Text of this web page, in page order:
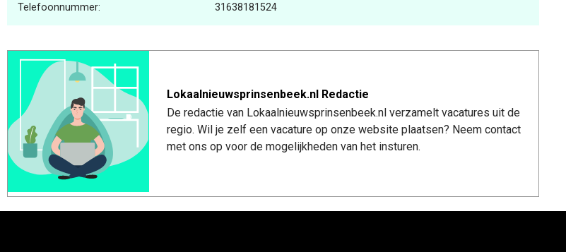
Telefoonnummer: 31638181524
Lokaalnieuwsprinsenbeek.nl Redactie
De redactie van Lokaalnieuwsprinsenbeek.nl verzamelt vacatures uit de
regio. Wil je zelf een vacature op onze website plaatsen? Neem contact
met ons op voor de mogelijkheden van het insturen.